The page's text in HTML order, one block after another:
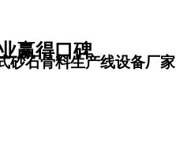
赢得口碑
砂石骨料生产线设备厂家